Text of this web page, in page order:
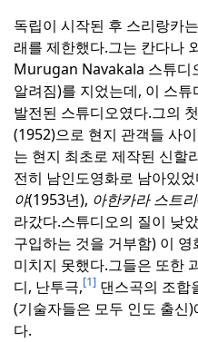
독립이 시작된 후 스리랑카
래를 제한했다.그는 칸다나
Murugan Navakala 스튜디
알려짐)를 지었는데, 이 스
발전된 스튜디오였다.그의
(1952)으로 현지 관객들 사
는 현지 최초로 제작된 신할
전히 남인도영화로 남아있었
야(1953년), 아한카라 스트리
라갔다.스튜디오의 질이 낮
구입하는 것을 거부함) 이
미치지 못했다.그들은 또한
디, 난투극,[1] 댄스곡의 조합
(기술자들은 모두 인도 출신
다.